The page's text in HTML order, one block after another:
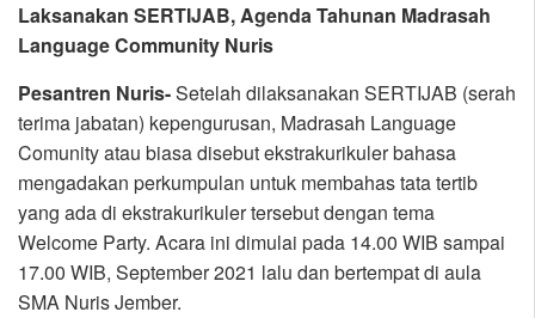
Laksanakan SERTIJAB, Agenda Tahunan Madrasah
Language Community Nuris
Pesantren Nuris-Setelah dilaksanakan SERTIJAB (serah
terima jabatan) kepengurusan, Madrasah Language
Comunity atau biasa disebut ekstrakurikuler bahasa
mengadakan perkumpulan untuk membahas tata tertib
yang ada di ekstrakurikuler tersebut dengan tema
Welcome Party. Acara ini dimulai pada 14.00 WIB sampai
17.00 WIB, September 2021 lalu dan bertempat di aula
SMA Nuris Jember.